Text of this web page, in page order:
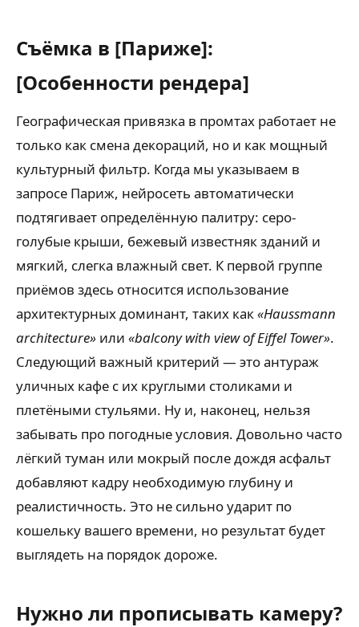
Съёмка в [Париже]:
[Особенности рендера]
Географическая привязка в промтах работает не
только как смена декораций, но и как мощный
культурный фильтр. Когда мы указываем в
запросе Париж, нейросеть автоматически
подтягивает определённую палитру: серо-
голубые крыши, бежевый известняк зданий и
мягкий, слегка влажный свет. К первой группе
приёмов здесь относится использование
архитектурных доминант, таких как«Haussmann
architecture» или «balcony with view of Eiffel Tower».
Следующий важный критерий — это антураж
уличных кафе с их круглыми столиками и
плетёными стульями. Ну и, наконец, нельзя
забывать про погодные условия. Довольно часто
лёгкий туман или мокрый после дождя асфальт
добавляют кадру необходимую глубину и
реалистичность. Это не сильно ударит по
кошельку вашего времени, но результат будет
выглядеть на порядок дороже.
Нужно ли прописывать камеру?